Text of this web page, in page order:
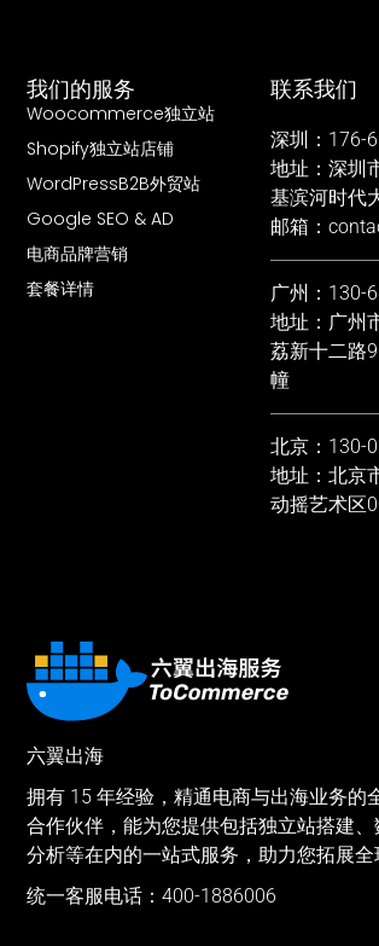
六翼出海
拥有 15 年经验，精通电商与出海业务的
合作伙伴，能为您提供包括独立站搭建
分析等在内的一站式服务，助力您拓展全
统一客服电话：400-1886006
我们的服务
Woocommerce独立站
Shopify独立站店铺
WordPressB2B外贸站
Google SEO & AD
电商品牌营销
套餐详情
联系我们
深圳：176-
地址：深圳
基滨河时代
邮箱：
广州：130-
地址：广州
荔新十二路
幢
北京：130-
地址：北京
动摇艺术区